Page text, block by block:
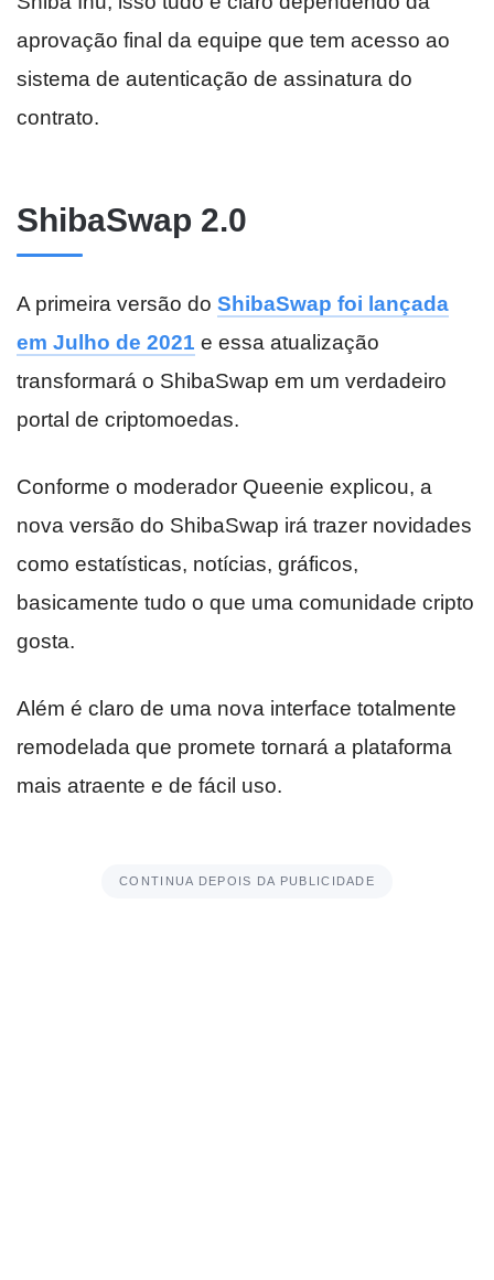
aprovação final da equipe que tem acesso ao
sistema de autenticação de assinatura do
contrato.
ShibaSwap 2.0
A primeira versão do ShibaSwap foi lançada
em Julho de 2021 e essa atualização
transformará o ShibaSwap em um verdadeiro
portal de criptomoedas.
Conforme o moderador Queenie explicou, a
nova versão do ShibaSwap irá trazer novidades
como estatísticas, notícias, gráficos,
basicamente tudo o que uma comunidade cripto
gosta.
Além é claro de uma nova interface totalmente
remodelada que promete tornará a plataforma
mais atraente e de fácil uso.
CONTINUA DEPOIS DA PUBLICIDADE